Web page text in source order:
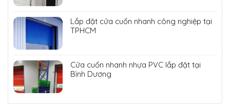
Lắp đặt cửa cuốn nhanh công nghiệp tại
TPHCM
Cửa cuốn nhanh nhựa PVC lắp đặt tại
Bình Dương